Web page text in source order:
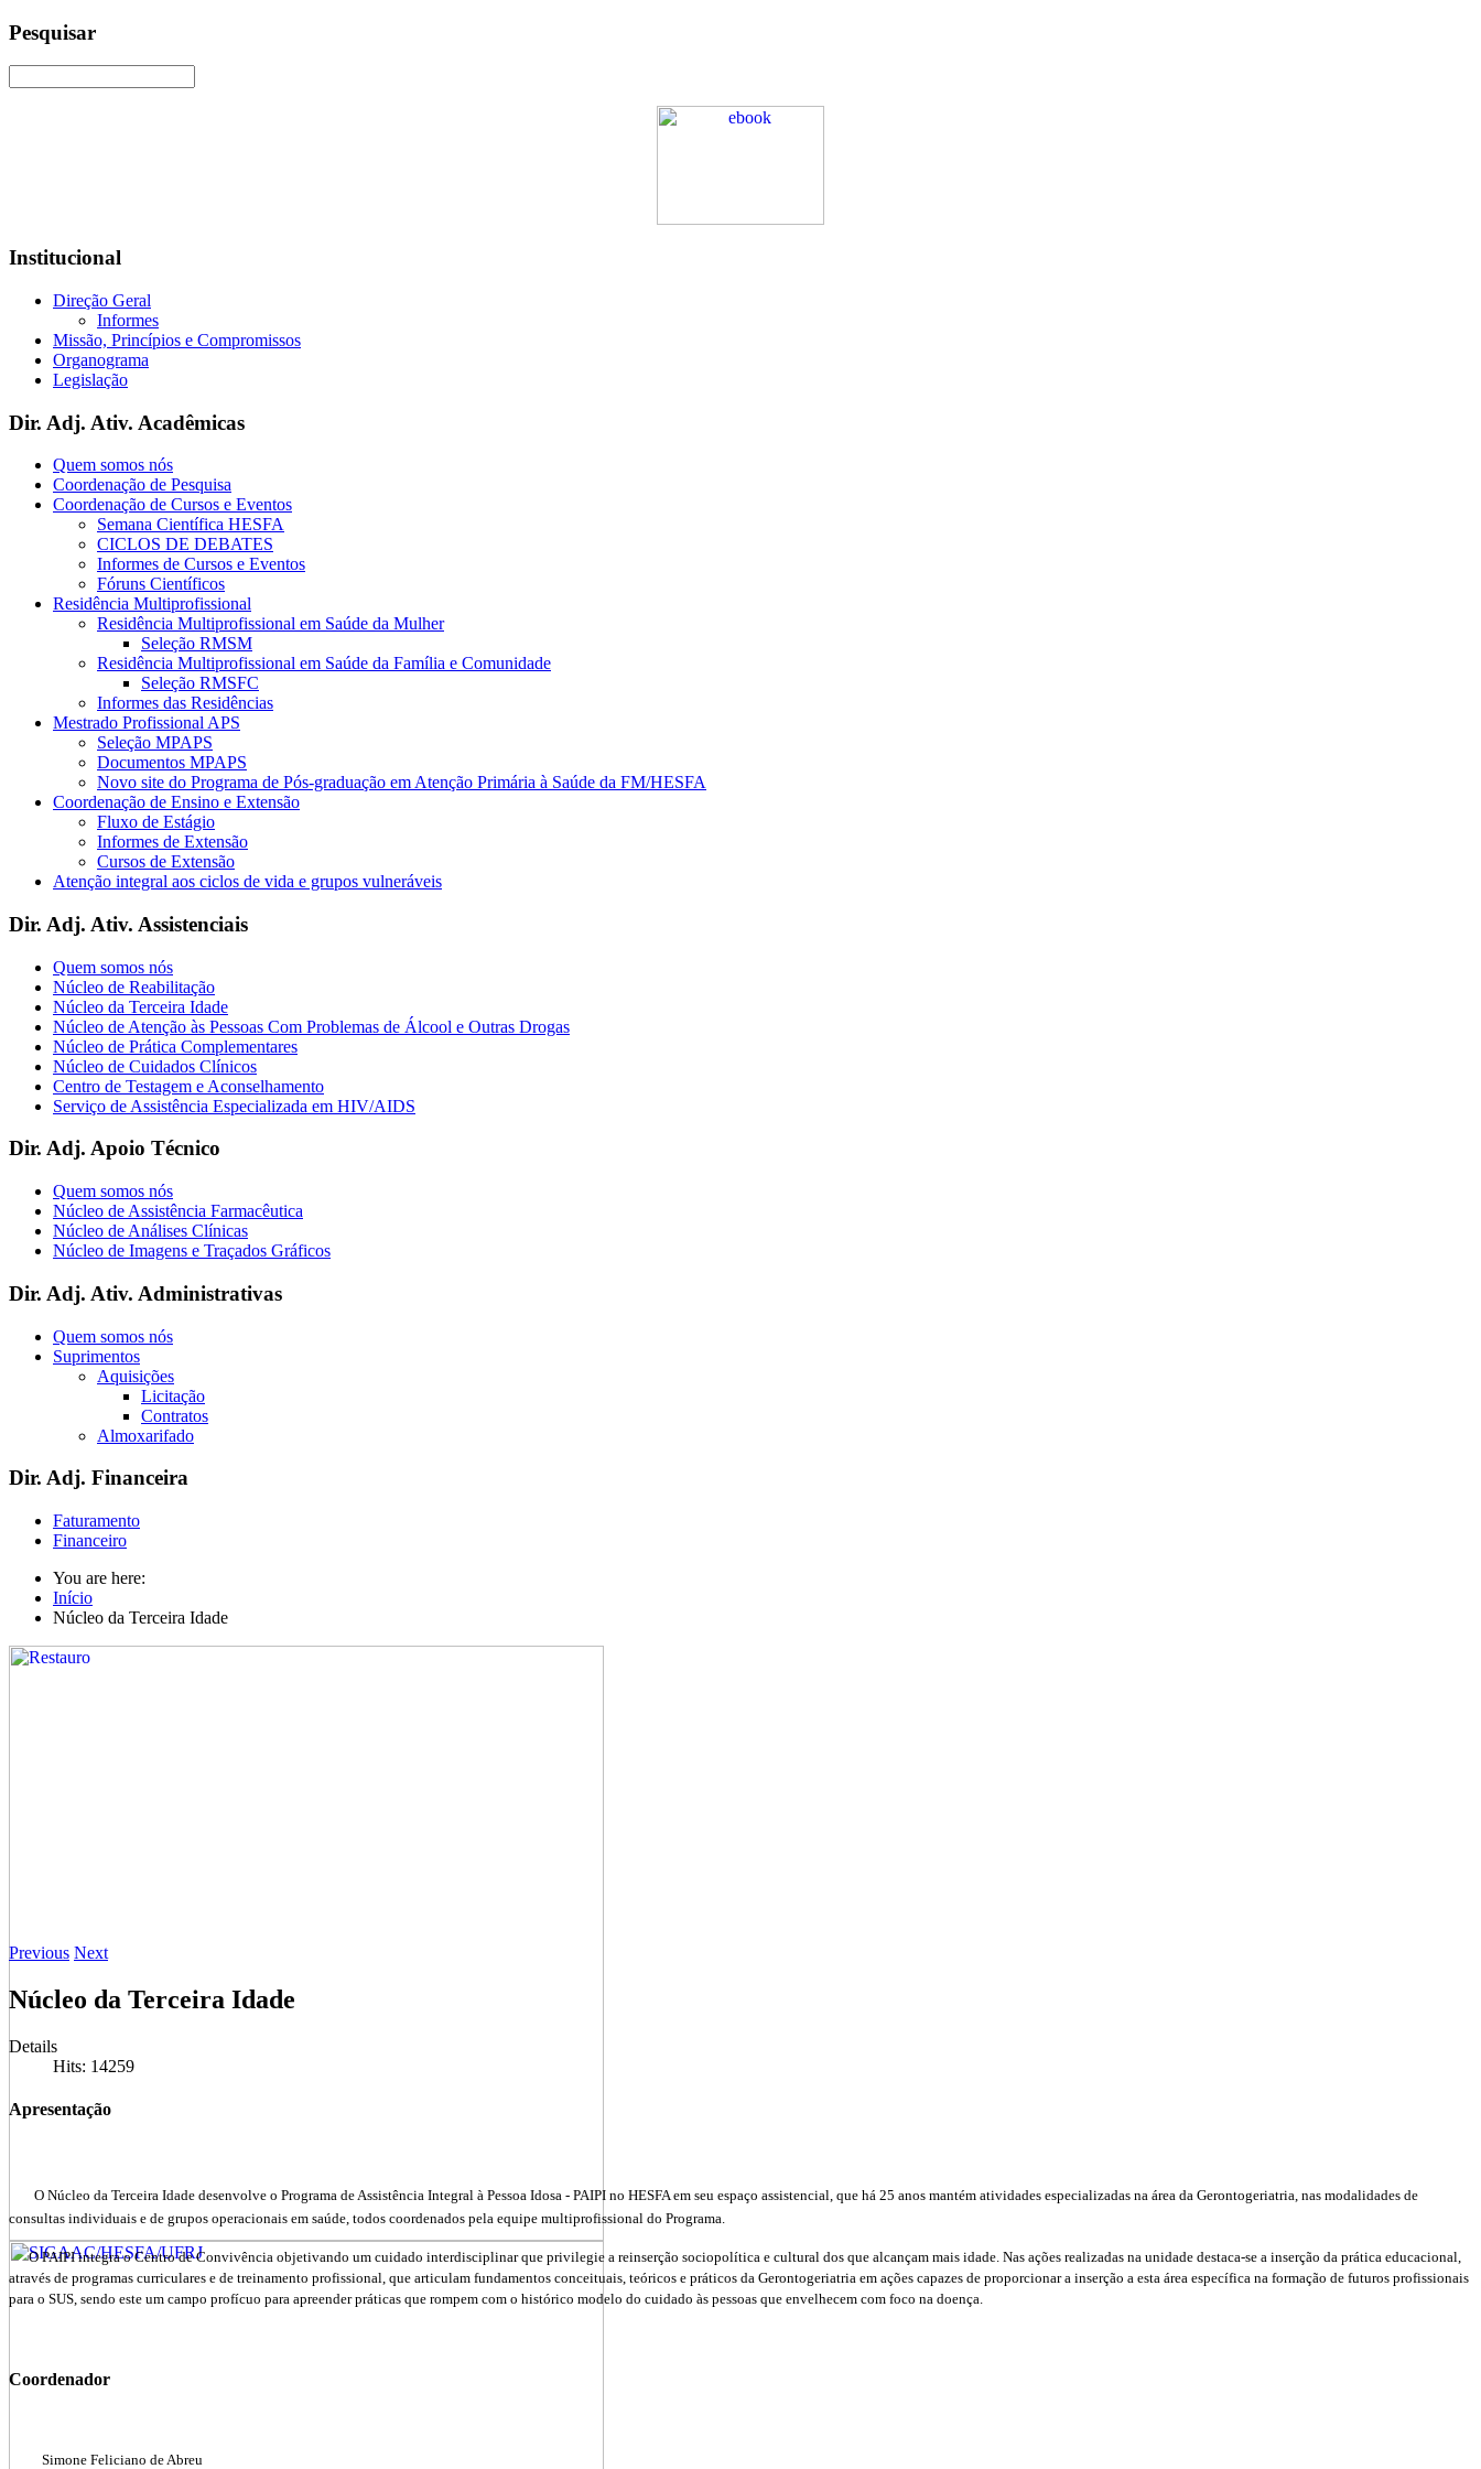
Pesquisar
Institucional
Direção Geral
Informes
Missão, Princípios e Compromissos
Organograma
Legislação
Dir. Adj. Ativ. Acadêmicas
Quem somos nós
Coordenação de Pesquisa
Coordenação de Cursos e Eventos
Semana Científica HESFA
CICLOS DE DEBATES
Informes de Cursos e Eventos
Fóruns Científicos
Residência Multiprofissional
Residência Multiprofissional em Saúde da Mulher
Seleção RMSM
Residência Multiprofissional em Saúde da Família e Comunidade
Seleção RMSFC
Informes das Residências
Mestrado Profissional APS
Seleção MPAPS
Documentos MPAPS
Novo site do Programa de Pós-graduação em Atenção Primária à Saúde da FM/HESFA
Coordenação de Ensino e Extensão
Fluxo de Estágio
Informes de Extensão
Cursos de Extensão
Atenção integral aos ciclos de vida e grupos vulneráveis
Dir. Adj. Ativ. Assistenciais
Quem somos nós
Núcleo de Reabilitação
Núcleo da Terceira Idade
Núcleo de Atenção às Pessoas Com Problemas de Álcool e Outras Drogas
Núcleo de Prática Complementares
Núcleo de Cuidados Clínicos
Centro de Testagem e Aconselhamento
Serviço de Assistência Especializada em HIV/AIDS
Dir. Adj. Apoio Técnico
Quem somos nós
Núcleo de Assistência Farmacêutica
Núcleo de Análises Clínicas
Núcleo de Imagens e Traçados Gráficos
Dir. Adj. Ativ. Administrativas
Quem somos nós
Suprimentos
Aquisições
Licitação
Contratos
Almoxarifado
Dir. Adj. Financeira
Faturamento
Financeiro
You are here:
Início
Núcleo da Terceira Idade
Previous Next
Núcleo da Terceira Idade
Details
Hits: 14259
Apresentação
O Núcleo da Terceira Idade desenvolve o Programa de Assistência Integral à Pessoa Idosa - PAIPI no HESFA em seu espaço assistencial, que há 25 anos mantém atividades especializadas na área da Gerontogeriatria, nas modalidades de
consultas individuais e de grupos operacionais em saúde, todos coordenados pela equipe multiprofissional do Programa.
O PAIPI integra o Centro de Convivência objetivando um cuidado interdisciplinar que privilegie a reinserção sociopolítica e cultural dos que alcançam mais idade. Nas ações realizadas na unidade destaca-se a inserção da prática educacional,
através de programas curriculares e de treinamento profissional, que articulam fundamentos conceituais, teóricos e práticos da Gerontogeriatria em ações capazes de proporcionar a inserção a esta área específica na formação de futuros profissionais
para o SUS, sendo este um campo profícuo para apreender práticas que rompem com o histórico modelo do cuidado às pessoas que envelhecem com foco na doença.
Coordenador
Simone Feliciano de Abreu